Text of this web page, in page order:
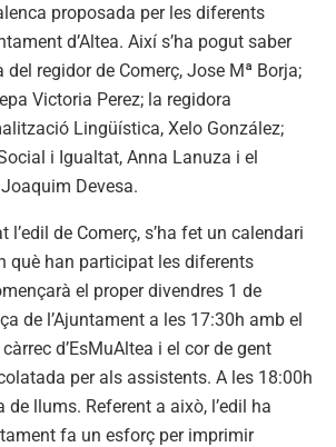
proposada per les diferents
d’Altea. Així s’ha pogut saber
regidor de Comerç, Jose Mª Borja;
Victoria Perez; la regidora
Lingüística, Xelo González;
i Igualtat, Anna Lanuza i el
Devesa.
l’edil de Comerç, s’ha fet un calendari
què han participat les diferents
el proper divendres 1 de
de l’Ajuntament a les 17:30h amb el
d’EsMuAltea i el cor de gent
per als assistents. A les 18:00h
de llums. Referent a això, l’edil ha
fa un esforç per imprimir